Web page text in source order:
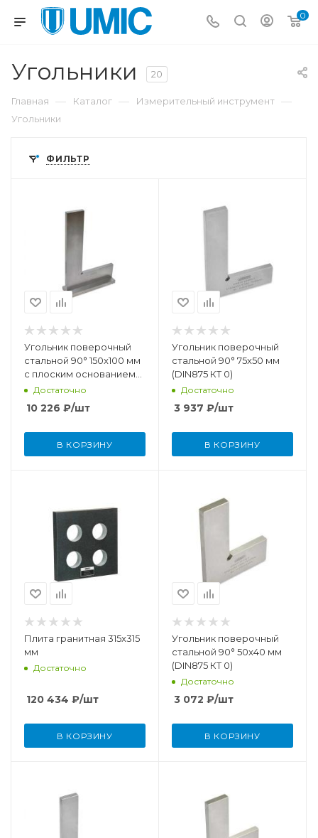
0
Угольники 20
Главная — Каталог — Измерительный инструмент —
Угольники
ФИЛЬТР
Угольник поверочный
стальной 90° 150x100 мм
с плоским основанием
(DIN875 КТ 0)
Достаточно
10 226 ₽/шт
В КОРЗИНУ
Угольник поверочный
стальной 90° 75x50 мм
(DIN875 КТ 0)
Достаточно
3 937 ₽/шт
В КОРЗИНУ
Плита гранитная 315x315
мм
Достаточно
120 434 ₽/шт
В КОРЗИНУ
Угольник поверочный
стальной 90° 50x40 мм
(DIN875 КТ 0)
Достаточно
3 072 ₽/шт
В КОРЗИНУ